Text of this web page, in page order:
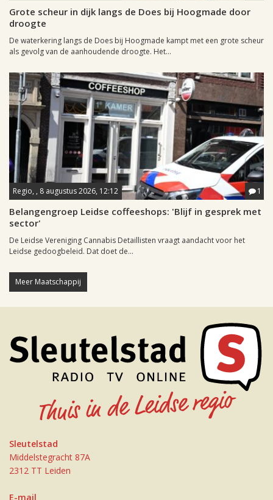
Grote scheur in dijk langs de Does bij Hoogmade door
droogte
De waterkering langs de Does bij Hoogmade kampt met een grote scheur
als gevolg van de aanhoudende droogte. Het...
Regio, , 8 augustus 2026, 12:12 1
Belangengroep Leidse coffeeshops: 'Blijf in gesprek met
sector'
De Leidse Vereniging Cannabis Detaillisten vraagt aandacht voor het
Leidse gedoogbeleid. Dat doet de...
Meer Maatschappij
Sleutelstad
Middelstegracht 87A
2312 TT Leiden
E-mail